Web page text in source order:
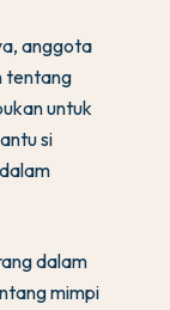
anggota
tentang
untuk
si
dalam
mimpi